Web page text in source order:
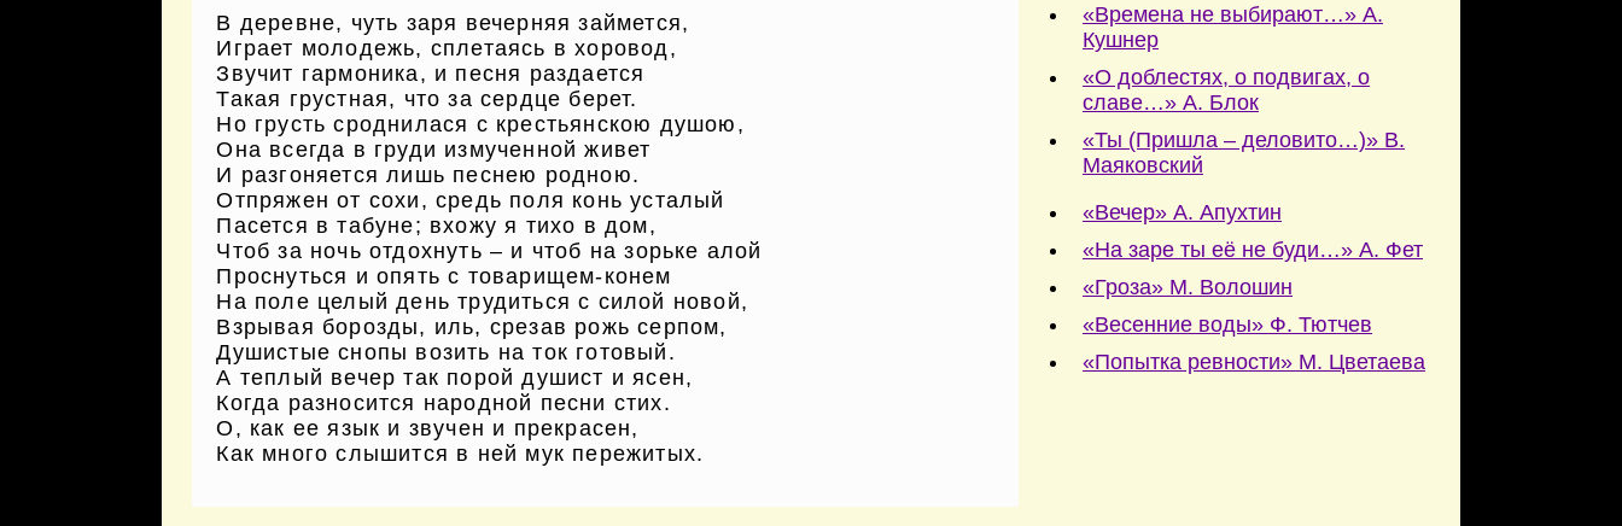
В деревне, чуть заря вечерняя займется,
Играет молодежь, сплетаясь в хоровод,
Звучит гармоника, и песня раздается
Такая грустная, что за сердце берет.
Но грусть сроднилася с крестьянскою душою,
Она всегда в груди измученной живет
И разгоняется лишь песнею родною.
Отпряжен от сохи, средь поля конь усталый
Пасется в табуне; вхожу я тихо в дом,
Чтоб за ночь отдохнуть – и чтоб на зорьке алой
Проснуться и опять с товарищем-конем
На поле целый день трудиться с силой новой,
Взрывая борозды, иль, срезав рожь серпом,
Душистые снопы возить на ток готовый.
А теплый вечер так порой душист и ясен,
Когда разносится народной песни стих.
О, как ее язык и звучен и прекрасен,
Как много слышится в ней мук пережитых.
«Времена не выбирают…» А.
Кушнер
«О доблестях, о подвигах, о
славе…» А. Блок
«Ты (Пришла – деловито…)» В.
Маяковский
«Вечер» А. Апухтин
«На заре ты её не буди…» А. Фет
«Гроза» М. Волошин
«Весенние воды» Ф. Тютчев
«Попытка ревности» М. Цветаева